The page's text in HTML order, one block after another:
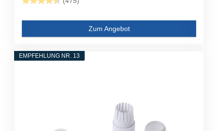
Zum Angebot
EMPFEHLUNG NR. 13